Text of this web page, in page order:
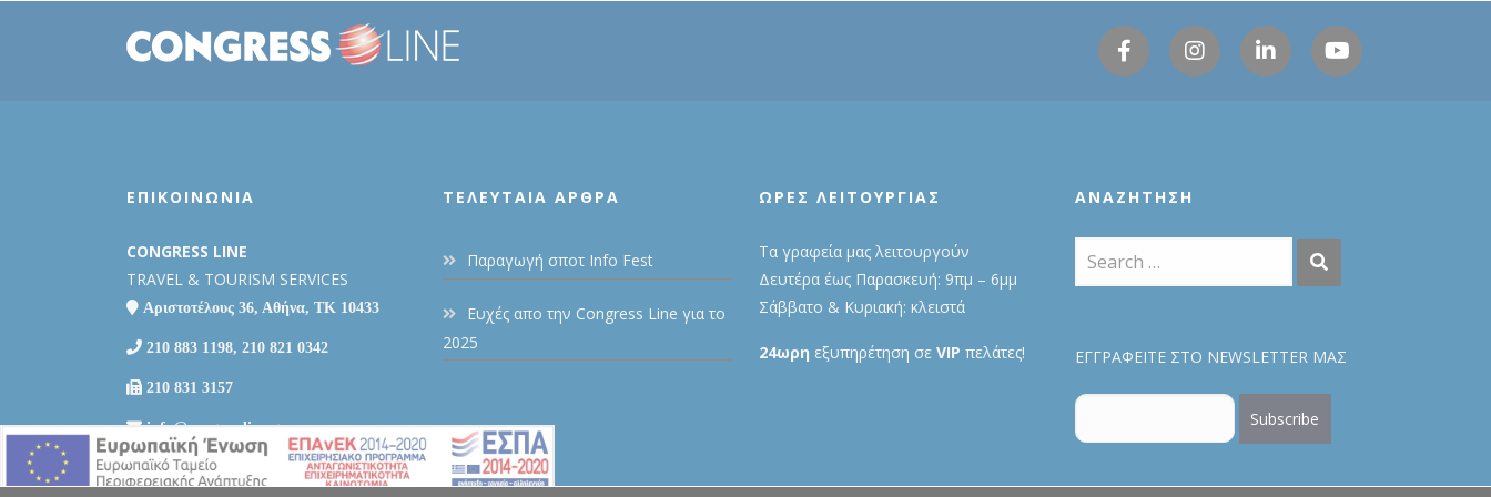
ΕΠΙΚΟΙΝΩΝΙΑ
CONGRESS LINE
TRAVEL & TOURISM SERVICES
Αριστοτέλους 36, Αθήνα, ΤΚ 10433
210 883 1198, 210 821 0342
210 831 3157
info@congressline.gr
ΤΕΛΕΥΤΑΊΑ ΆΡΘΡΑ
Παραγωγή σποτ Info Fest
Ευχές απο την Congress Line για το
2025
ΩΡΕΣ ΛΕΙΤΟΥΡΓΙΑΣ
Τα γραφεία μας λειτουργούν
Δευτέρα έως Παρασκευή: 9πμ – 6μμ
Σάββατο & Κυριακή: κλειστά
24ωρη εξυπηρέτηση σε VIP πελάτες!
ΑΝΑΖΉΤΗΣΗ
ΕΓΓΡΑΦΕΙΤΕ ΣΤΟ NEWSLETTER ΜΑΣ